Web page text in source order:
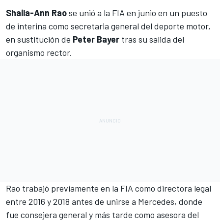
Shaila-Ann Raose unió a la FIA en junio en un puesto
de interina como secretaria general del deporte motor,
en sustitución de Peter Bayer tras su salida del
organismo rector.
Rao trabajó previamente en la FIA como directora legal
entre 2016 y 2018 antes de unirse a Mercedes, donde
fue consejera general y más tarde como asesora del